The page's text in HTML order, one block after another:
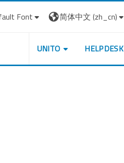
Font 简体中文 ‎(zh_cn)‎
UNITO HELPDESK